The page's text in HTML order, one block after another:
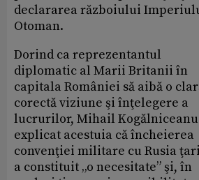
declararea războiului
Otoman.
Dorind ca reprezentantul
diplomatic al Marii Britanii în
capitala României să aibă o
corectă viziune şi înţelegere a
lucrurilor, Mihail
explicat acestuia că încheierea
convenţiei militare cu Rusia
a constituit „o necesitate” şi, în